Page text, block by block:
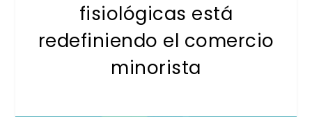
fisiológicas está
redefiniendo el comercio
minorista